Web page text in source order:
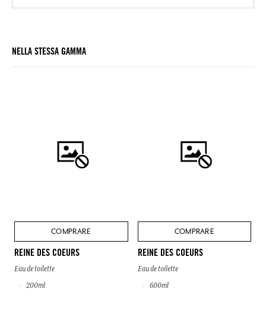
NELLA STESSA GAMMA
COMPRARE
REINE DES COEURS
Eau de toilette
200ml
COMPRARE
REINE DES COEURS
Eau de toilette
600ml